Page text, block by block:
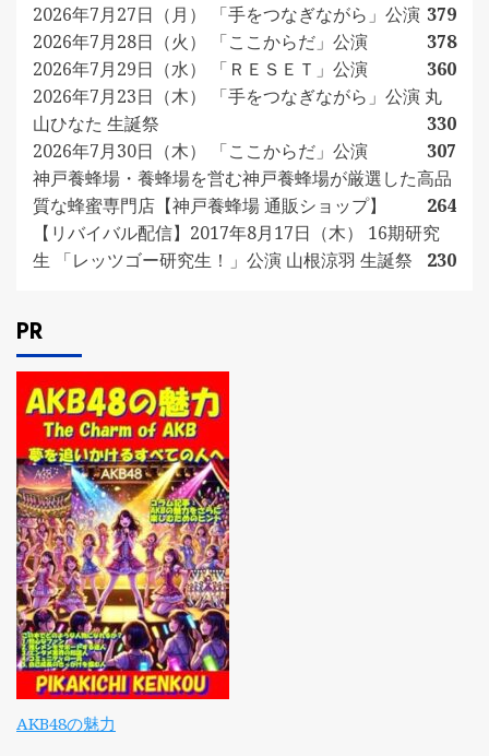
2026年7月27日（月） 「手をつなぎながら」公演 379
2026年7月28日（火） 「ここからだ」公演
378
2026年7月29日（水） 「ＲＥＳＥＴ」公演
360
2026年7月23日（木） 「手をつなぎながら」公演 丸
山ひなた 生誕祭
330
2026年7月30日（木） 「ここからだ」公演
307
神戸養蜂場・養蜂場を営む神戸養蜂場が厳選した高品
質な蜂蜜専門店【神戸養蜂場 通販ショップ】
264
【リバイバル配信】2017年8月17日（木） 16期研究
生 「レッツゴー研究生！」公演 山根涼羽 生誕祭
230
PR
AKB48の魅力